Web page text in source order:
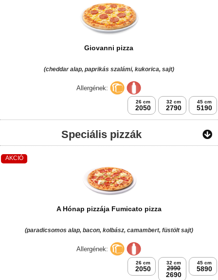
Giovanni pizza
(cheddar alap, paprikás szalámi, kukorica, sajt)
Allergének:
26 cm
2050
32 cm
2790
45 cm
5190
Speciális pizzák
AKCIÓ
A Hónap pizzája Fumicato pizza
(paradicsomos alap, bacon, kolbász, camambert, füstölt sajt)
Allergének:
26 cm
2050
32 cm
2990
2690
45 cm
5890